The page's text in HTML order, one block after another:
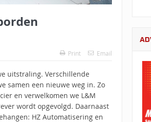
Print Email
uitstraling. Verschillende
samen een nieuwe weg in. Zo
en verwelkomen we L&M
wordt opgevolgd. Daarnaast
HZ Automatisering en